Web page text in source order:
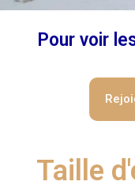
Pour voir
Taille